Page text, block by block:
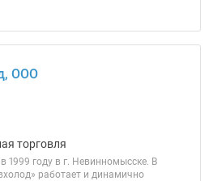
ООО
торговля
1999 году в г. Невинномысске. В
работает и динамично